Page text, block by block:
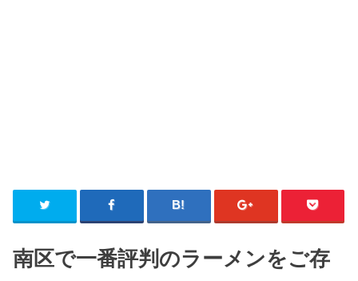
南区で一番評判のラーメンをご存